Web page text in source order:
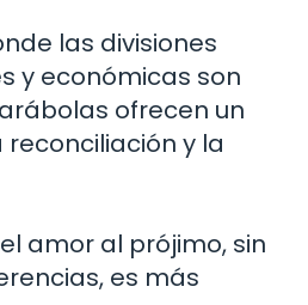
las divisiones
y económicas son
ofrecen un
y la
amor al prójimo, sin
es más